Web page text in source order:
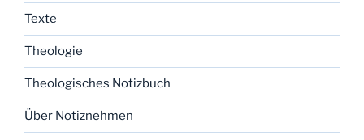
Texte
Theologie
Theologisches Notizbuch
Über Notiznehmen